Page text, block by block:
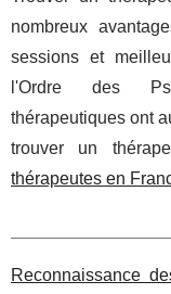
nombreux
sessions et
l'Ordre des
thérapeutiques ont
trouver un
thérapeutes en
Reconnaissance